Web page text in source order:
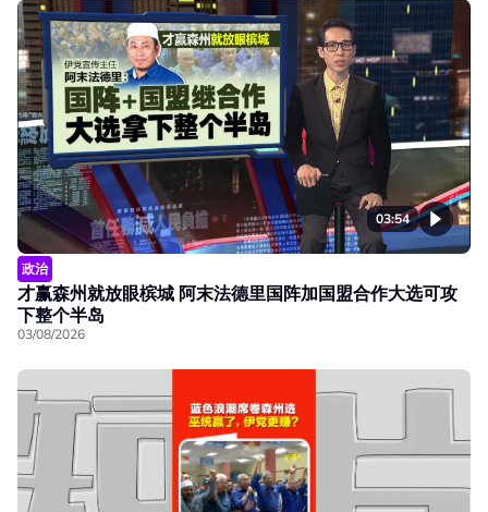
03:54
政治
才赢森州就放眼槟城 阿末法德里国阵加国盟合作大选可攻
下整个半岛
03/08/2026